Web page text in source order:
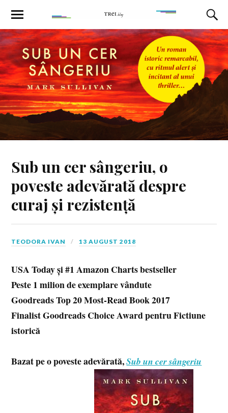
Sub un cer sângeriu, o
poveste adevărată despre
curaj și rezistență
TEODORA IVAN 13 AUGUST 2018
USA Today și #1 Amazon Charts bestseller
Peste 1 milion de exemplare vândute
Goodreads Top 20 Most-Read Book 2017
Finalist Goodreads Choice Award pentru Fictiune
istorică
Bazat pe o poveste adevărată,Sub un cer sângeriu